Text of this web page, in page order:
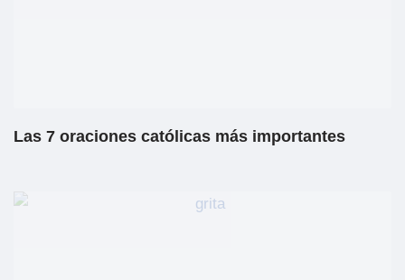
Las 7 oraciones católicas más importantes